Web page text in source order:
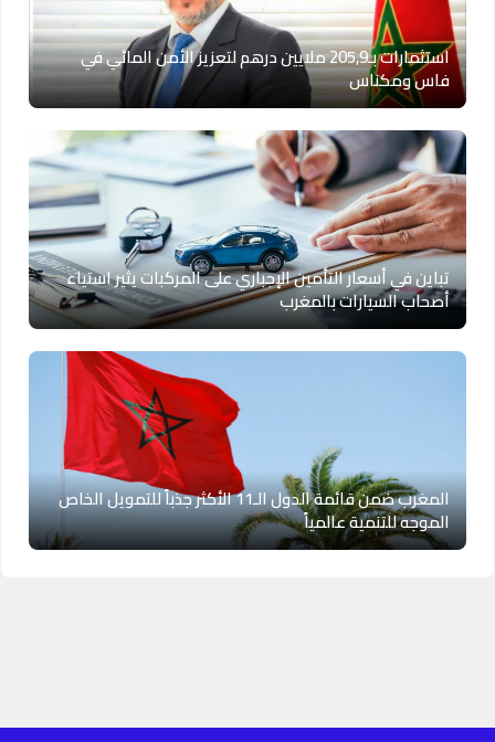
استثمارات بـ205,9 ملايين درهم لتعزيز الأمن المائي في
فاس ومكناس
تباين في أسعار التأمين الإجباري على المركبات يثير استياء
أصحاب السيارات بالمغرب
المغرب ضمن قائمة الدول الـ11 الأكثر جذباً للتمويل الخاص
الموجه للتنمية عالمياً